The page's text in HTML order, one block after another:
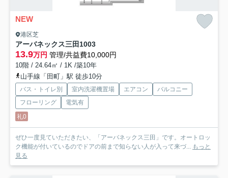
NEW
港区芝
アーバネックス三田 1003
13.9万円 管理/共益費10,000円
10階 / 24.64㎡ / 1K /築10年
山手線「田町」駅 徒歩10分
バス・トイレ別 室内洗濯機置場 エアコン
バルコニー
フローリング
電気有
礼0
ぜひ一度見ていただきたい、「アーバネックス三田」です。オートロッ
ク機能が付いているのでドアの前まで知らない人が入って来づ...
もっと
見る